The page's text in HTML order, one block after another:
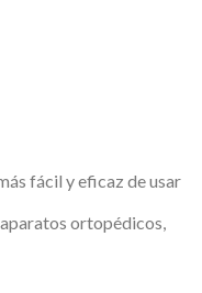
fácil y eficaz de usar
ortopédicos,